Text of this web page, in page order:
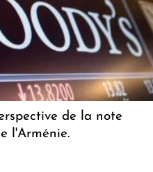
de la note
l'Arménie.